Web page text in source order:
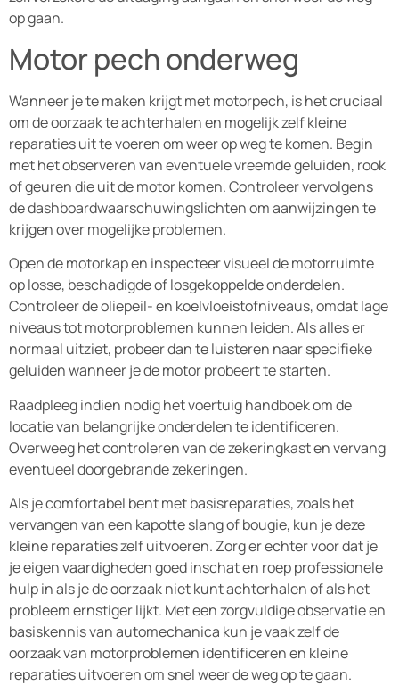
op gaan.
Motor pech onderweg
Wanneer je te maken krijgt met motorpech, is het cruciaal
om de oorzaak te achterhalen en mogelijk zelf kleine
reparaties uit te voeren om weer op weg te komen. Begin
met het observeren van eventuele vreemde geluiden, rook
of geuren die uit de motor komen. Controleer vervolgens
de dashboardwaarschuwingslichten om aanwijzingen te
krijgen over mogelijke problemen.
Open de motorkap en inspecteer visueel de motorruimte
op losse, beschadigde of losgekoppelde onderdelen.
Controleer de oliepeil- en koelvloeistofniveaus, omdat lage
niveaus tot motorproblemen kunnen leiden. Als alles er
normaal uitziet, probeer dan te luisteren naar specifieke
geluiden wanneer je de motor probeert te starten.
Raadpleeg indien nodig het voertuig handboek om de
locatie van belangrijke onderdelen te identificeren.
Overweeg het controleren van de zekeringkast en vervang
eventueel doorgebrande zekeringen.
Als je comfortabel bent met basisreparaties, zoals het
vervangen van een kapotte slang of bougie, kun je deze
kleine reparaties zelf uitvoeren. Zorg er echter voor dat je
je eigen vaardigheden goed inschat en roep professionele
hulp in als je de oorzaak niet kunt achterhalen of als het
probleem ernstiger lijkt. Met een zorgvuldige observatie en
basiskennis van automechanica kun je vaak zelf de
oorzaak van motorproblemen identificeren en kleine
reparaties uitvoeren om snel weer de weg op te gaan.